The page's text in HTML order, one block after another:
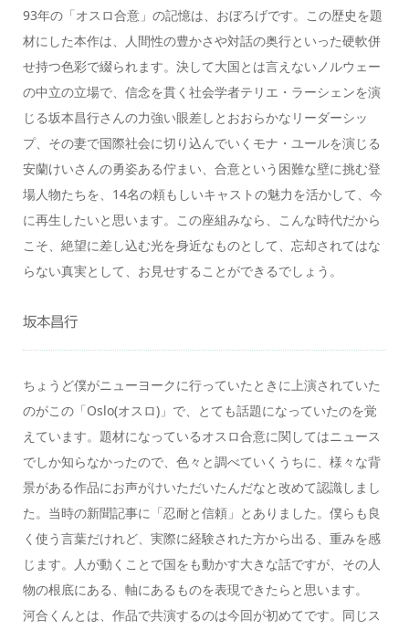
93年の「オスロ合意」の記憶は、おぼろげです。この歴史を題
材にした本作は、人間性の豊かさや対話の奥行といった硬軟併
せ持つ色彩で綴られます。決して大国とは言えないノルウェー
の中立の立場で、信念を貫く社会学者テリエ・ラーシェンを演
じる坂本昌行さんの力強い眼差しとおおらかなリーダーシッ
プ、その妻で国際社会に切り込んでいくモナ・ユールを演じる
安蘭けいさんの勇姿ある佇まい、合意という困難な壁に挑む登
場人物たちを、14名の頼もしいキャストの魅力を活かして、今
に再生したいと思います。この座組みなら、こんな時代だから
こそ、絶望に差し込む光を身近なものとして、忘却されてはな
らない真実として、お見せすることができるでしょう。
坂本昌行
ちょうど僕がニューヨークに行っていたときに上演されていた
のがこの「Oslo(オスロ)」で、とても話題になっていたのを覚
えています。題材になっているオスロ合意に関してはニュース
でしか知らなかったので、色々と調べていくうちに、様々な背
景がある作品にお声がけいただいたんだなと改めて認識しまし
た。当時の新聞記事に「忍耐と信頼」とありました。僕らも良
く使う言葉だけれど、実際に経験された方から出る、重みを感
じます。人が動くことで国をも動かす大きな話ですが、その人
物の根底にある、軸にあるものを表現できたらと思います。
河合くんとは、作品で共演するのは今回が初めてです。同じス